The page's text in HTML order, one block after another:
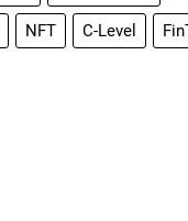
NFT C-Level